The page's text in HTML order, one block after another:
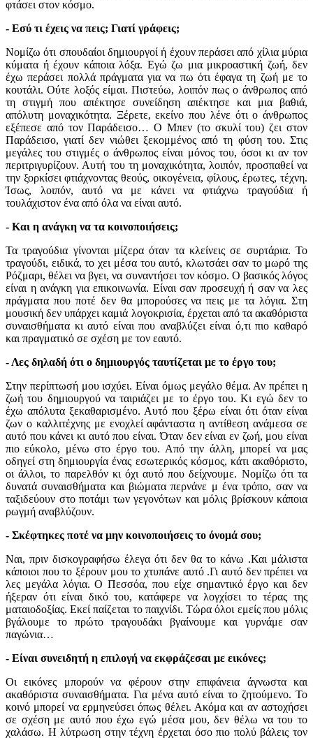
φτάσει στον κόσμο.
- Εσύ τι έχεις να πεις; Γιατί γράφεις;
Νομίζω ότι σπουδαίοι δημιουργοί ή έχουν περάσει από χίλια μύρια
κύματα ή έχουν κάποια λόξα. Εγώ ζω μια μικροαστική ζωή, δεν
έχω περάσει πολλά πράγματα για να πω ότι έφαγα τη ζωή με το
κουτάλι. Ούτε λοξός είμαι. Πιστεύω, λοιπόν πως ο άνθρωπος από
τη στιγμή που απέκτησε συνείδηση απέκτησε και μια βαθιά,
απόλυτη μοναχικότητα. Ξέρετε, εκείνο που λένε ότι ο άνθρωπος
εξέπεσε από τον Παράδεισο… Ο Μπεν (το σκυλί του) ζει στον
Παράδεισο, γιατί δεν νιώθει ξεκομμένος από τη φύση του. Στις
μεγάλες του στιγμές ο άνθρωπος είναι μόνος του, όσοι κι αν τον
περιτριγυρίζουν. Αυτή του τη μοναχικότητα, λοιπόν, προσπαθεί να
την ξορκίσει φτιάχνοντας θεούς, οικογένεια, φίλους, έρωτες, τέχνη.
Ίσως, λοιπόν, αυτό να με κάνει να φτιάχνω τραγούδια ή
τουλάχιστον ένα από όλα να είναι αυτό.
- Και η ανάγκη να τα κοινοποιήσεις;
Τα τραγούδια γίνονται μίζερα όταν τα κλείνεις σε συρτάρια. Το
τραγούδι, ειδικά, το χει μέσα του αυτό, κλωτσάει σαν το μωρό της
Ρόζμαρι, θέλει να βγει, να συναντήσει τον κόσμο. Ο βασικός λόγος
είναι η ανάγκη για επικοινωνία. Είναι σαν προσευχή ή σαν να λες
πράγματα που ποτέ δεν θα μπορούσες να πεις με τα λόγια. Στη
μουσική δεν υπάρχει καμιά λογοκρισία, έρχεται από τα ακαθόριστα
συναισθήματα κι αυτό είναι που αναβλύζει είναι ό,τι πιο καθαρό
και πραγματικό σε σχέση με τον εαυτό.
- Λες δηλαδή ότι ο δημιουργός ταυτίζεται με το έργο του;
Στην περίπτωσή μου ισχύει. Είναι όμως μεγάλο θέμα. Αν πρέπει η
ζωή του δημιουργού να ταιριάζει με το έργο του. Κι εγώ δεν το
έχω απόλυτα ξεκαθαρισμένο. Αυτό που ξέρω είναι ότι όταν είναι
ζων ο καλλιτέχνης με ενοχλεί αφάνταστα η αντίθεση ανάμεσα σε
αυτό που κάνει κι αυτό που είναι. Όταν δεν είναι εν ζωή, μου είναι
πιο εύκολο, μένω στο έργο του. Από την άλλη, μπορεί να μας
οδηγεί στη δημιουργία ένας εσωτερικός κόσμος, κάτι ακαθόριστο,
οι άλλοι, το παρελθόν κι όχι αυτό που δείχνουμε. Νομίζω ότι τα
δυνατά συναισθήματα και βιώματα περνάνε μ ένα τρόπο, σαν να
ταξιδεύουν στο ποτάμι των γεγονότων και μόλις βρίσκουν κάποια
ρωγμή αναβλύζουν.
- Σκέφτηκες ποτέ να μην κοινοποιήσεις το όνομά σου;
Ναι, πριν δισκογραφήσω έλεγα ότι δεν θα το κάνω .Και μάλιστα
κάποιοι που το ξέρουν μου το χτυπάνε αυτό .Γι αυτό δεν πρέπει να
λες μεγάλα λόγια. Ο Πεσσόα, που είχε σημαντικό έργο και δεν
ήξεραν ότι είναι δικό του, κατάφερε να λογχίσει το τέρας της
ματαιοδοξίας. Εκεί παίζεται το παιχνίδι. Τώρα όλοι εμείς που μόλις
βγάλουμε το πρώτο τραγουδάκι βγαίνουμε και γυρνάμε σαν
παγώνια…
- Είναι συνειδητή η επιλογή να εκφράζεσαι με εικόνες;
Οι εικόνες μπορούν να φέρουν στην επιφάνεια άγνωστα και
ακαθόριστα συναισθήματα. Για μένα αυτό είναι το ζητούμενο. Το
κοινό μπορεί να ερμηνεύσει όπως θέλει. Ακόμα και αν αστοχήσει
σε σχέση με αυτό που έχω εγώ μέσα μου, δεν θέλω να του το
χαλάσω. Η λύτρωση στην τέχνη έρχεται όσο πιο πολύ βάλεις τον